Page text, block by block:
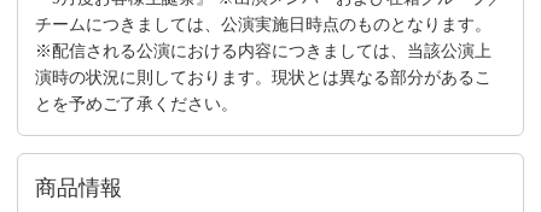
チームにつきましては、公演実施日時点のものとなります。
※配信される公演における内容につきましては、当該公演上
演時の状況に則しております。現状とは異なる部分があるこ
とを予めご了承ください。
商品情報